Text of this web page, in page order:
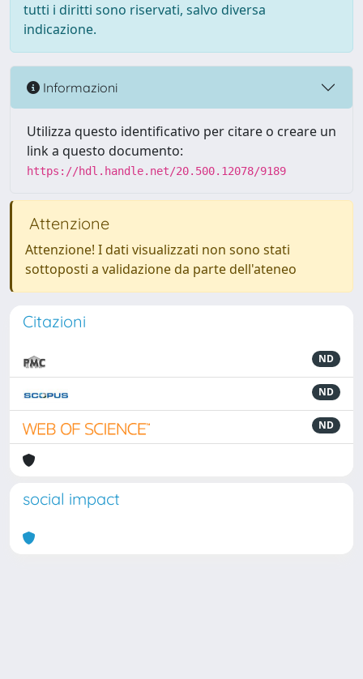
tutti i diritti sono riservati, salvo diversa
indicazione.
Informazioni
Utilizza questo identificativo per citare o creare un
link a questo documento:
https://hdl.handle.net/20.500.12078/9189
Attenzione
Attenzione! I dati visualizzati non sono stati
sottoposti a validazione da parte dell'ateneo
Citazioni
ND
ND
ND
social impact